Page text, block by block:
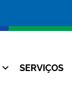
SERVIÇOS